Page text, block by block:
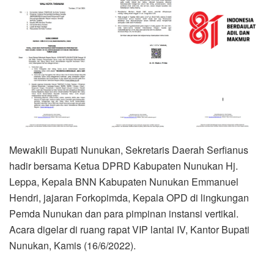
Mewakili Bupati Nunukan, Sekretaris Daerah Serfianus
hadir bersama Ketua DPRD Kabupaten Nunukan Hj.
Leppa, Kepala BNN Kabupaten Nunukan Emmanuel
Hendri, jajaran Forkopimda, Kepala OPD di lingkungan
Pemda Nunukan dan para pimpinan instansi vertikal.
Acara digelar di ruang rapat VIP lantai IV, Kantor Bupati
Nunukan, Kamis (16/6/2022).